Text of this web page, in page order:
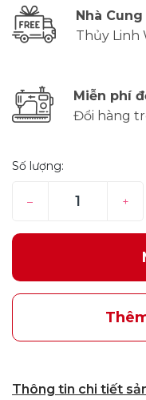
Nhà Cung
Thủy Linh
Miễn phí
Đổi hàng
Số lượng:
– +
Thông tin chi tiết